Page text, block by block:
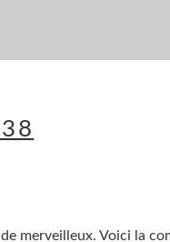
merveilleux. Voici la